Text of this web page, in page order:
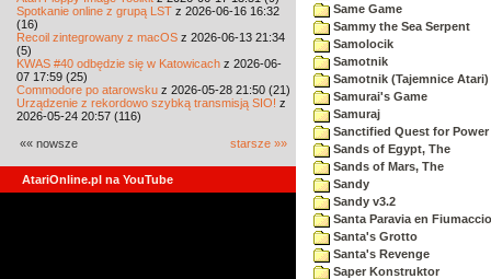
Spotkanie online z grupą LST z 2026-06-16 16:32
(16)
Recoil zintegrowany z macOS z 2026-06-13 21:34
(5)
KWAS #40 odbędzie się w Katowicach z 2026-06-
07 17:59 (25)
Commodore po atarowsku z 2026-05-28 21:50 (21)
Urządzenie z rekordowo szybką transmisją SIO! z
2026-05-24 20:57 (116)
«« nowsze starsze »»
AtariOnline.pl na YouTube
Same Game
Sammy the Sea Serpent
Samolocik
Samotnik
Samotnik (Tajemnice Atari)
Samurai's Game
Samuraj
Sanctified Quest for Power
Sands of Egypt, The
Sands of Mars, The
Sandy
Sandy v3.2
Santa Paravia en Fiumaccio
Santa's Grotto
Santa's Revenge
Saper Konstruktor